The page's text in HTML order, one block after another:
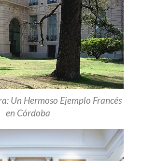
Un Hermoso Ejemplo Francés
en Córdoba